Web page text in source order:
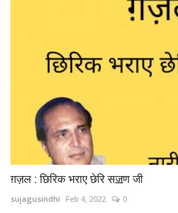
ग़ज़ल : छिरिक भराए छेरि सॼण जी
sujagusindhi Feb 4, 2022 0